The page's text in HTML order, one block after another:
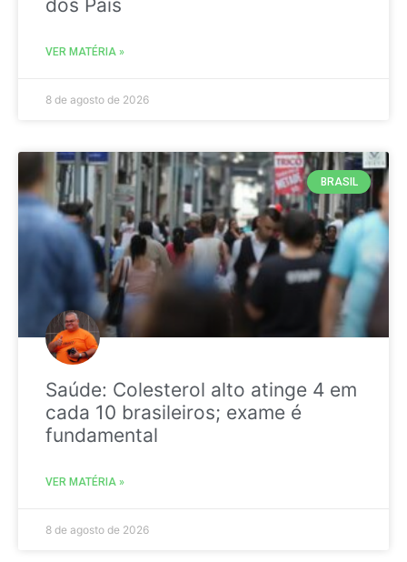
dos Pais
VER MATÉRIA »
8 de agosto de 2026
BRASIL
Saúde: Colesterol alto atinge 4 em
cada 10 brasileiros; exame é
fundamental
VER MATÉRIA »
8 de agosto de 2026